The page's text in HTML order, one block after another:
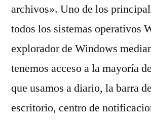
archivos». Uno de los
todos los sistemas operativos
explorador de Windows
tenemos acceso a la mayoría
que usamos a diario, la barra
escritorio, centro de